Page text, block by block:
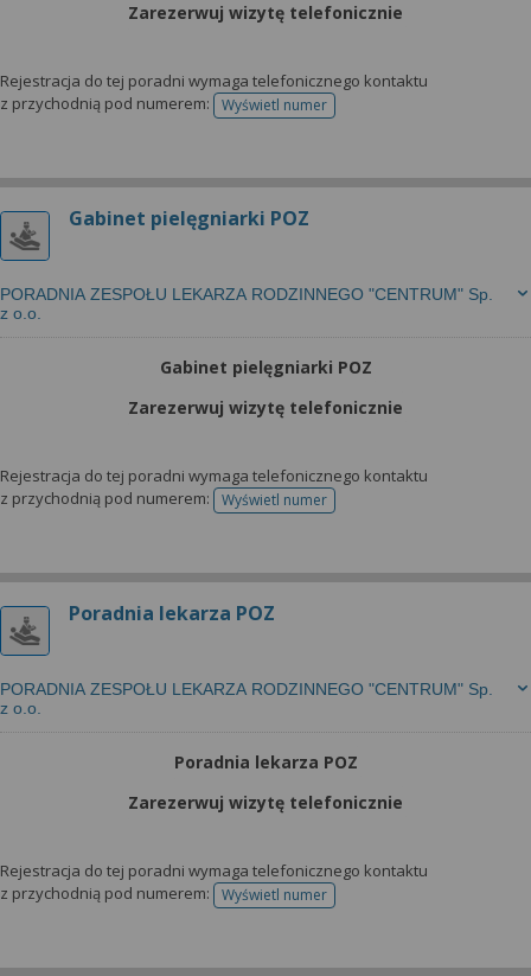
Zarezerwuj wizytę telefonicznie
Rejestracja do tej poradni wymaga telefonicznego kontaktu
z przychodnią pod numerem:
Wyświetl numertelefonu do rejestracji
Gabinet pielęgniarki POZ
PORADNIA ZESPOŁU LEKARZA RODZINNEGO "CENTRUM" Sp.
z o.o.
Gabinet pielęgniarki POZ
Zarezerwuj wizytę telefonicznie
Rejestracja do tej poradni wymaga telefonicznego kontaktu
z przychodnią pod numerem:
Wyświetl numertelefonu do rejestracji
Poradnia lekarza POZ
PORADNIA ZESPOŁU LEKARZA RODZINNEGO "CENTRUM" Sp.
z o.o.
Poradnia lekarza POZ
Zarezerwuj wizytę telefonicznie
Rejestracja do tej poradni wymaga telefonicznego kontaktu
z przychodnią pod numerem:
Wyświetl numertelefonu do rejestracji